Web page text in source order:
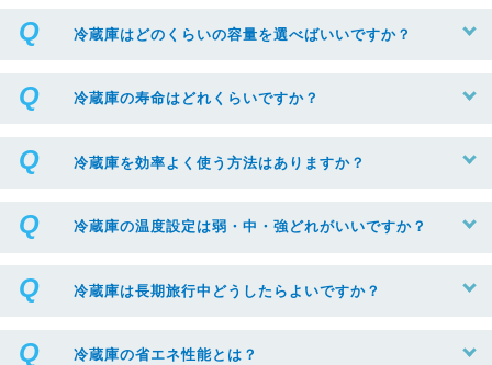
冷蔵庫はどのくらいの容量を選べばいいですか？
冷蔵庫の寿命はどれくらいですか？
冷蔵庫を効率よく使う方法はありますか？
冷蔵庫の温度設定は弱・中・強どれがいいですか？
冷蔵庫は長期旅行中どうしたらよいですか？
冷蔵庫の省エネ性能とは？